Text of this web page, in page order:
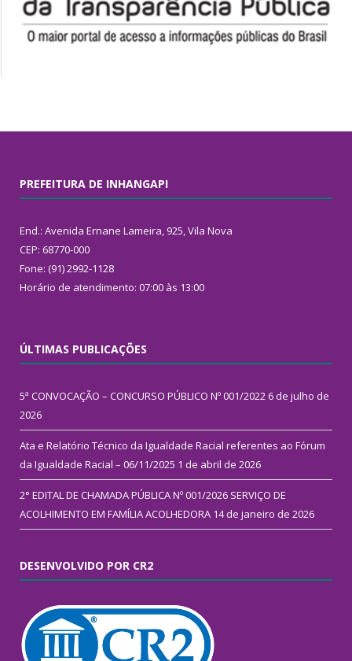
PREFEITURA DE INHANGAPI
End.: Avenida Ernane Lameira, 925, Vila Nova
CEP: 68770-000
Fone: (91) 2992-1128
Horário de atendimento: 07:00 às 13:00
ÚLTIMAS PUBLICAÇÕES
5ª CONVOCAÇÃO – CONCURSO PÚBLICO Nº 001/2022 6 de julho de
2026
Ata e Relatório Técnico da Igualdade Racial referentes ao Fórum
da Igualdade Racial – 06/11/2025 1 de abril de 2026
2° EDITAL DE CHAMADA PÚBLICA Nº 001/2026 SERVIÇO DE
ACOLHIMENTO EM FAMÍLIA ACOLHEDORA 14 de janeiro de 2026
DESENVOLVIDO POR CR2